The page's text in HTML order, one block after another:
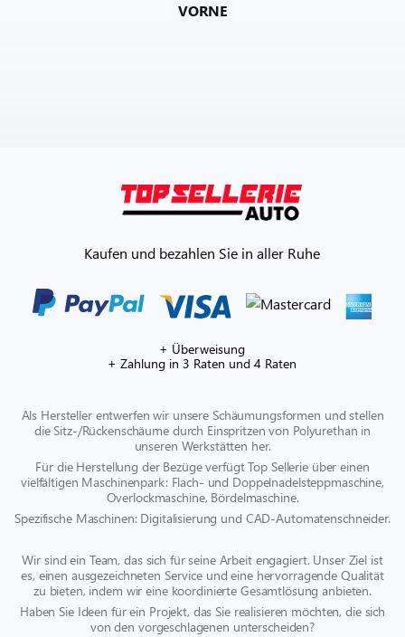
VORNE
Kaufen und bezahlen Sie in aller Ruhe
+ Überweisung
+ Zahlung in 3 Raten und 4 Raten
Als Hersteller entwerfen wir unsere Schäumungsformen und stellen
die Sitz-/Rückenschäume durch Einspritzen von Polyurethan in
unseren Werkstätten her.
Für die Herstellung der Bezüge verfügt Top Sellerie über einen
vielfältigen Maschinenpark: Flach- und Doppelnadelsteppmaschine,
Overlockmaschine, Bördelmaschine.
Spezifische Maschinen: Digitalisierung und CAD-Automatenschneider.
Wir sind ein Team, das sich für seine Arbeit engagiert. Unser Ziel ist
es, einen ausgezeichneten Service und eine hervorragende Qualität
zu bieten, indem wir eine koordinierte Gesamtlösung anbieten.
Haben Sie Ideen für ein Projekt, das Sie realisieren möchten, die sich
von den vorgeschlagenen unterscheiden?